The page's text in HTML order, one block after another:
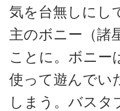
気を台無しにし
主のボニー（諸
ことに。ボニー
使って遊んでい
しまう。バスタ